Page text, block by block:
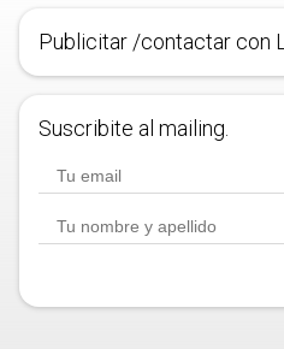
Publicitar /contactar con
Suscribite al mailing.